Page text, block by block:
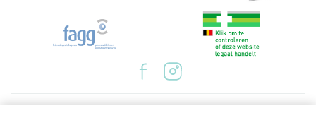
Juridische links